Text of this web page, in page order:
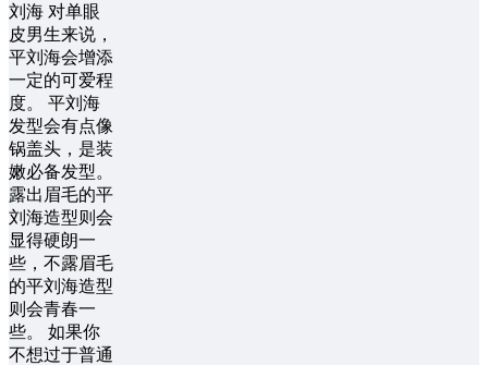
刘海 对单眼
皮男生来说，
平刘海会增添
一定的可爱程
度。 平刘海
发型会有点像
锅盖头，是装
嫩必备发型。
露出眉毛的平
刘海造型则会
显得硬朗一
些，不露眉毛
的平刘海造型
则会青春一
些。 如果你
不想过于普通